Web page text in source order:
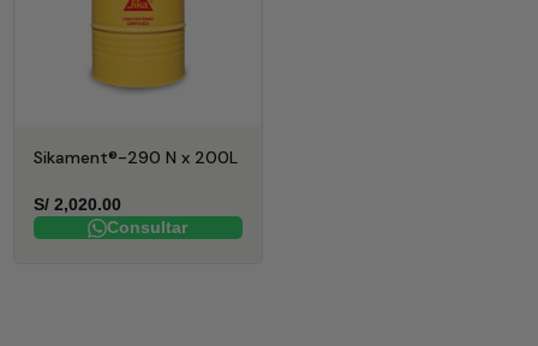
Sikament®-290 N x 200L
S/2,020.00
Consultar